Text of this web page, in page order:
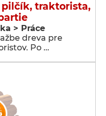
pilčík, traktorista,
> Práce
dreva pre
Po …